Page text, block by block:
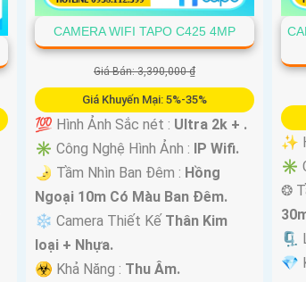
CAMERA WIFI TAPO C425 4MP
Giá Bán: 3,390,000 ₫
Giá Khuyến Mại: 5%-35%
💯 Hình Ảnh Sắc nét : Ultra 2k + .
✳️ Công Nghệ Hình Ảnh : IP Wifi.
🌛 Tầm Nhìn Ban Đêm : Hồng
Ngoại 10m Có Màu Ban Ðêm.
❄ Camera Thiết Kế Thân Kim
loại + Nhựa.
️☣️ Khả Năng : Thu Âm.
✨
✳️
❂
🗜️
️💎